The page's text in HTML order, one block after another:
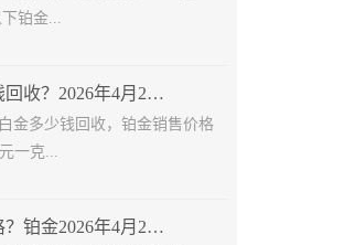
铂金...
济南现在一克典当行白金多少钱回收？2026年4月23日金价
金多少钱回收，铂金销售价格
一克...
济南现在六福珠宝铂金回收价格？铂金2026年4月22日走势查询